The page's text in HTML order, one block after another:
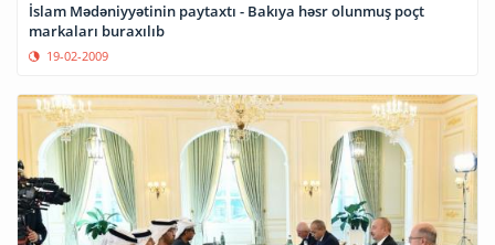
İslam Mədəniyyətinin paytaxtı - Bakıya həsr olunmuş poçt
markaları buraxılıb
19-02-2009